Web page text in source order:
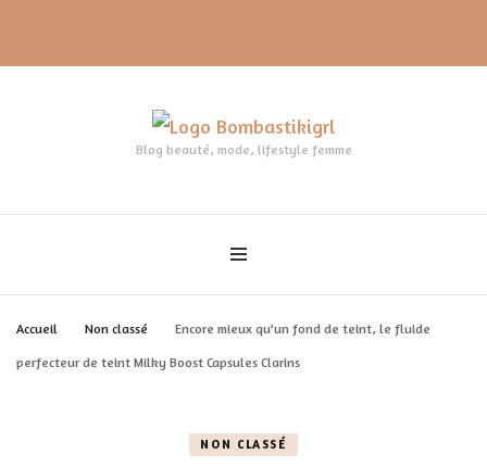
Blog beauté, mode, lifestyle femme
Accueil Non classé Encore mieux qu’un fond de teint, le fluide
perfecteur de teint Milky Boost Capsules Clarins
NON CLASSÉ